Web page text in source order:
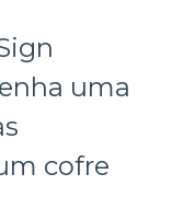
uma
cofre